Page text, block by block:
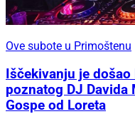
Ove subote u Primoštenu
Iščekivanju je
poznatog DJ Davida
Gospe od Loreta